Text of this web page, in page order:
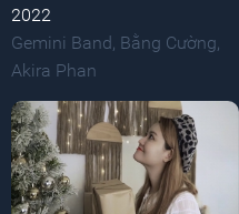
2022
Gemini Band, Bằng Cường,
Akira Phan